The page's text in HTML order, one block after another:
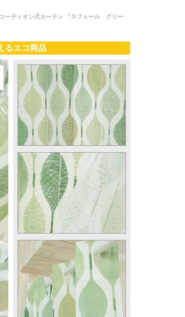
ーディオン式カーテン 『スフェール グリー
るエコ商品